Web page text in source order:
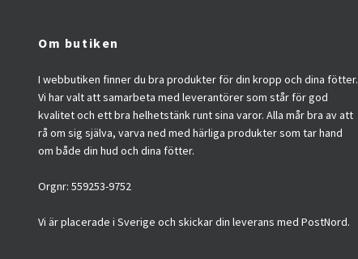
Om butiken
I webbutiken finner du bra produkter för din kropp och dina fötter.
Vi har valt att samarbeta med leverantörer som står för god
kvalitet och ett bra helhetstänk runt sina varor. Alla mår bra av att
rå om sig själva, varva ned med härliga produkter som tar hand
om både din hud och dina fötter.
Orgnr: 559253-9752
Vi är placerade i Sverige och skickar din leverans med PostNord.